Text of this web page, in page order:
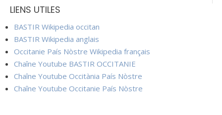
LIENS UTILES
BASTIR Wikipedia occitan
BASTIR Wikipedia anglais
Occitanie País Nòstre Wikipedia français
Chaîne Youtube BASTIR OCCITANIE
Chaîne Youtube Occitània País Nòstre
Chaîne Youtube Occitanie País Nòstre